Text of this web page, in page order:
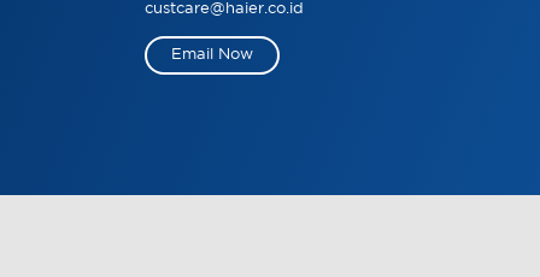
custcare@haier.co.id
Email Now